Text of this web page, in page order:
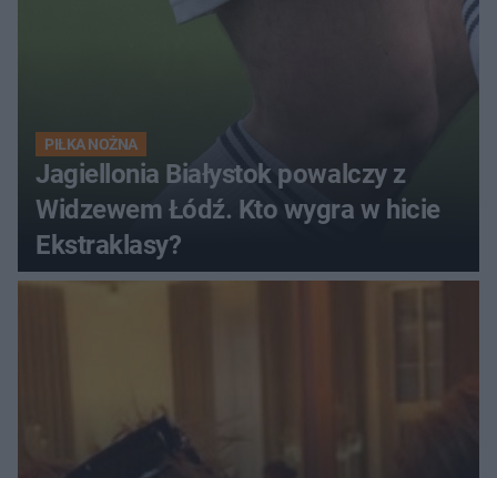
PIŁKA NOŻNA
Jagiellonia Białystok powalczy z
Widzewem Łódź. Kto wygra w hicie
Ekstraklasy?